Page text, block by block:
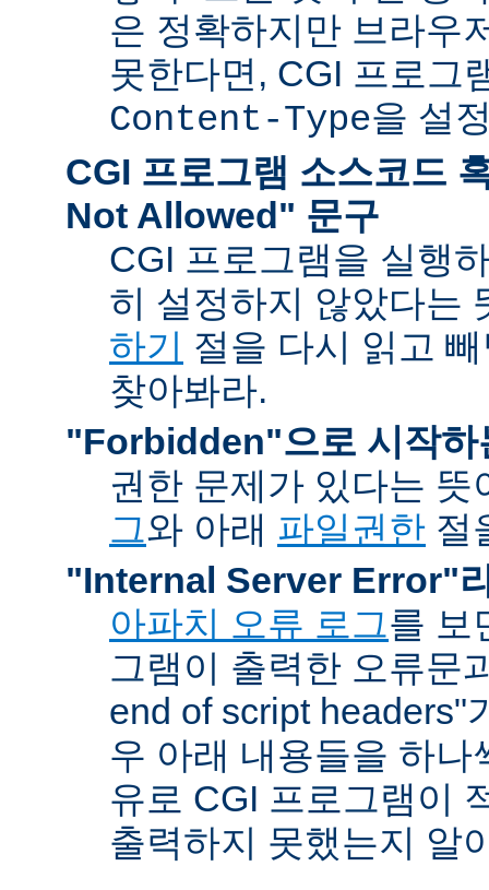
은 정확하지만 브라우
못한다면, CGI 프로그
Content-Type을 설
CGI 프로그램 소스코드
Not Allowed" 문구
CGI 프로그램을 실행
히 설정하지 않았다는
하기 절을 다시 읽고
찾아봐라.
"Forbidden"으로 시작하
권한 문제가 있다는
그와 아래 파일권한 절
"Internal Server Error"
아파치 오류 로그를 보
그램이 출력한 오류문
end of script headers"
우 아래 내용들을 하나
유로 CGI 프로그램이
출력하지 못했는지 알